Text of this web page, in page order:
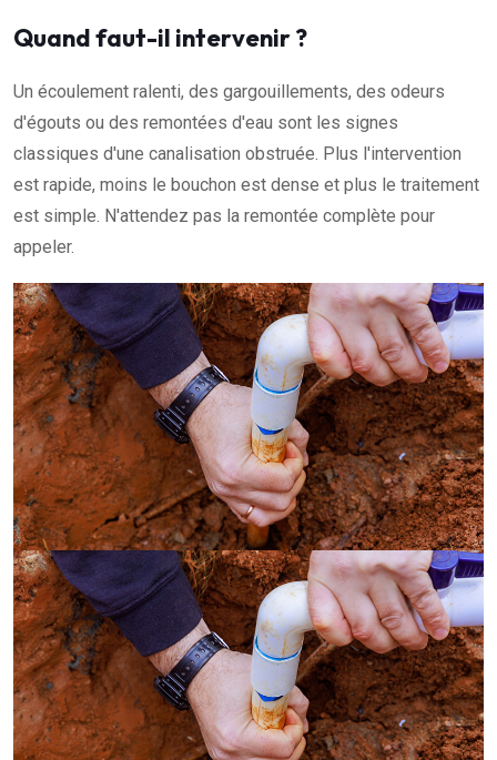
Quand faut-il intervenir ?
Un écoulement ralenti, des gargouillements, des odeurs
d'égouts ou des remontées d'eau sont les signes
classiques d'une canalisation obstruée. Plus l'intervention
est rapide, moins le bouchon est dense et plus le traitement
est simple. N'attendez pas la remontée complète pour
appeler.